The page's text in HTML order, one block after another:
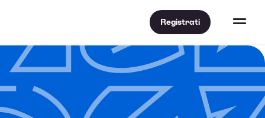
Registrati